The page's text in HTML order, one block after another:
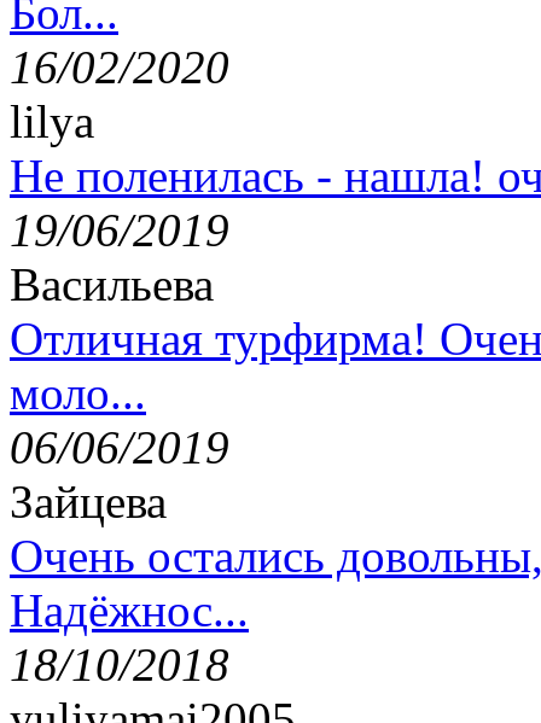
Бол...
16/02/2020
lilya
Не поленилась - нашла!
19/06/2019
Васильева
Отличная турфирма!
моло...
06/06/2019
Зайцева
Очень остались
Надёжнос...
18/10/2018